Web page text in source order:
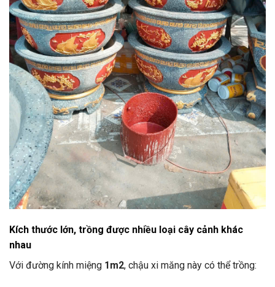
Kích thước lớn, trồng được nhiều loại cây cảnh khác
nhau
Với đường kính miệng 1m2, chậu xi măng này có thể trồng: